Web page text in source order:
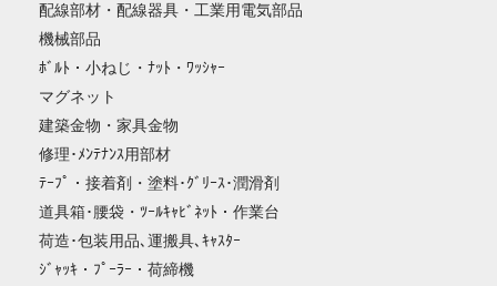
配線部材・配線器具・工業用電気部品
機械部品
ﾎﾞﾙﾄ・小ねじ・ﾅｯﾄ・ﾜｯｼｬｰ
マグネット
建築金物・家具金物
修理･ﾒﾝﾃﾅﾝｽ用部材
ﾃｰﾌﾟ・接着剤・塗料･ｸﾞﾘｰｽ･潤滑剤
道具箱･腰袋・ﾂｰﾙｷｬﾋﾞﾈｯﾄ・作業台
荷造･包装用品､運搬具､ｷｬｽﾀｰ
ｼﾞｬｯｷ・ﾌﾟｰﾗｰ・荷締機